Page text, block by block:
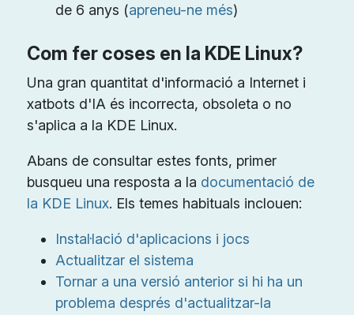
de 6 anys (apreneu-ne més)
Com fer coses en la KDE Linux?
Una gran quantitat d'informació a Internet i
xatbots d'IA és incorrecta, obsoleta o no
s'aplica a la KDE Linux.
Abans de consultar estes fonts, primer
busqueu una resposta a la documentació de
la KDE Linux. Els temes habituals inclouen:
Instal·lació d'aplicacions i jocs
Actualitzar el sistema
Tornar a una versió anterior si hi ha un
problema després d'actualitzar-la